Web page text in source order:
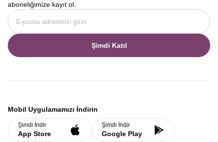
aboneliğimize kayıt ol.
Şimdi Katıl
Mobil Uygulamamızı İndirin
Şimdi İndir
App Store
Şimdi İndir
Google Play